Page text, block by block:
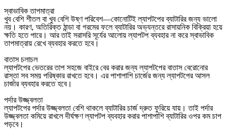
স্বাভাবিক তাপমাত্রা
খুব বেশি শীতল বা খুব বেশি উষ্ণ পরিবেশ—কোনোটিই ল্যাপটপের ব্যাটারির জন্য ভালো
নয়। কারণ, অতিরিক্ত ঠান্ডা বা গরমের ফলে ব্যাটারির অভ্যন্তরে রাসায়নিক বিক্রিয়া হয়ে
ক্ষতি হতে পারে। আর তাই সরাসরি সূর্যের আলোয় ল্যাপটপ ব্যবহার না করে স্বাভাবিক
তাপমাত্রায় রেখে ব্যবহার করতে হবে।
বাতাস চলাচল
ল্যাপটপের ভেতরের তাপ সহজে বাইরে বের করার জন্য ল্যাপটপের বাতাস বেরোনোর
রাস্তা সব সময় পরিষ্কার রাখতে হবে। এর পাশাপাশি চার্জের জন্য ল্যাপটপের আসল
চার্জার ব্যবহার করতে হবে।
পর্দার উজ্জ্বলতা
ল্যাপটপের পর্দার উজ্জ্বলতা বেশি থাকলে ব্যাটারির চার্জ দ্রুত ফুরিয়ে যায়। তাই পর্দার
উজ্জ্বলতা কমিয়ে রাখলে দীর্ঘক্ষণ ল্যাপটপ ব্যবহার করার পাশাপাশি ব্যাটারির ওপর কম চাপ
পড়বে।